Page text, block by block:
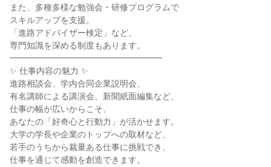
また、多種多様な勉強会・研修プログラムで
スキルアップを支援。
「進路アドバイザー検定」など、
専門知識を深める制度もあります。
━━━━━━━━━━━━━━━━━━
✨ 仕事内容の魅力 ✨
進路相談会、学内合同企業説明会、
有名講師による講演会、新聞紙面編集など、
仕事の幅が広いからこそ、
あなたの「好奇心と行動力」が活かせます。
大学の学長や企業のトップへの取材など、
若手のうちから裁量ある仕事に挑戦でき、
仕事を通じて感動を創造できます。